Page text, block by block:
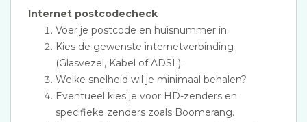
Internet postcodecheck
Voer je postcode en huisnummer in.
Kies de gewenste internetverbinding
(Glasvezel, Kabel of ADSL).
Welke snelheid wil je minimaal behalen?
Eventueel kies je voor HD-zenders en
specifieke zenders zoals Boomerang.